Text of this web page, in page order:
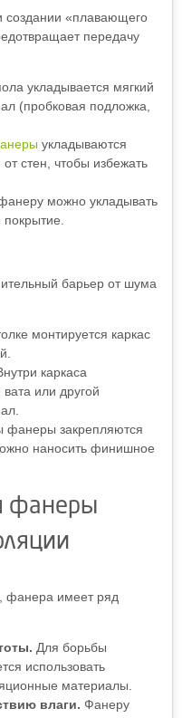
создании «плавающего
передачу
укладывается мягкий
(пробковая подложка,
укладываются
стен, чтобы избежать
можно укладывать
покрытие.
барьер от шума
монтируется каркас
каркаса
или другой
фанеры закрепляются
наносить финишное
фанеры
фанера имеет ряд
Для борьбы
использовать
материалы.
влаги. Фанеру